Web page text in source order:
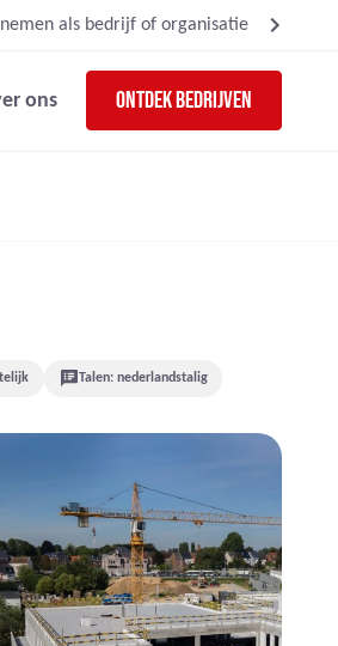
als bedrijf of organisatie
ons Ontdek bedrijven
Talen: nederlandstalig